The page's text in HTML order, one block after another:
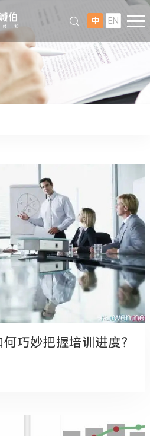
中 EN
巧妙把握培训进度？